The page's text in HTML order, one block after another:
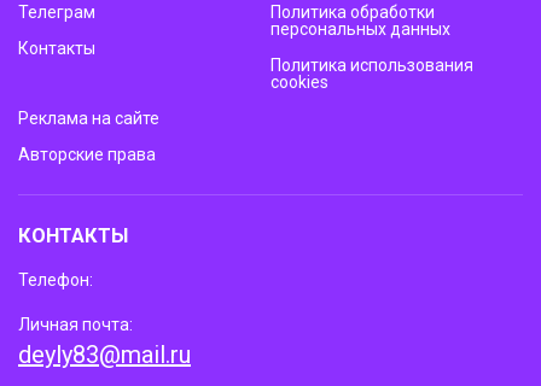
Телеграм
Контакты
Политика обработки
персональных данных
Политика использования
cookies
Реклама на сайте
Авторские права
КОНТАКТЫ
Телефон:
Личная почта:
deyly83@mail.ru